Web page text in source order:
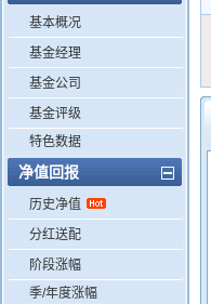
基本概况
基金经理
基金公司
基金评级
特色数据
净值回报
历史净值
分红送配
阶段涨幅
季/年度涨幅